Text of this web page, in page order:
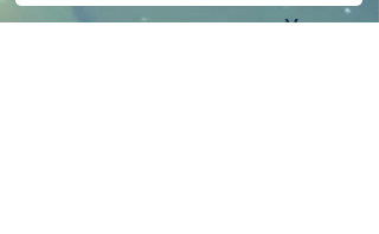
Message: